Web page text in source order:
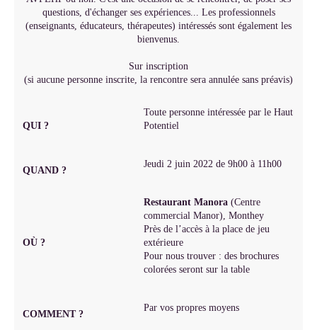
questions, d'échanger ses expériences... Les professionnels
(enseignants, éducateurs, thérapeutes) intéressés sont également les
bienvenus.
Sur inscription
(si aucune personne inscrite, la rencontre sera annulée sans préavis)
QUI ?
Toute personne intéressée par le Haut
Potentiel
QUAND ?
Jeudi 2 juin 2022 de 9h00 à 11h00
OÙ ?
Restaurant Manora(Centre
commercial Manor), Monthey
Près de l’accès à la place de jeu
extérieure
Pour nous trouver : des brochures
colorées seront sur la table
COMMENT ?
Par vos propres moyens